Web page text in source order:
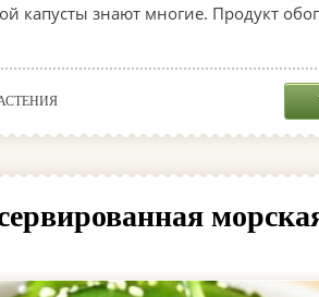
капусты знают многие. Продукт